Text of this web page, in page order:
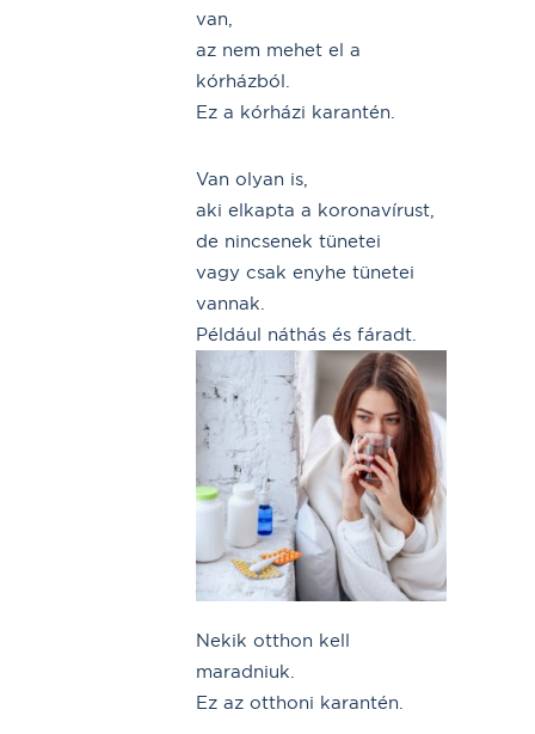
van,
az nem mehet el a
kórházból.
Ez a kórházi karantén.
Van olyan is,
aki elkapta a koronavírust,
de nincsenek tünetei
vagy csak enyhe tünetei
vannak.
Például náthás és fáradt.
Nekik otthon kell
maradniuk.
Ez az otthoni karantén.